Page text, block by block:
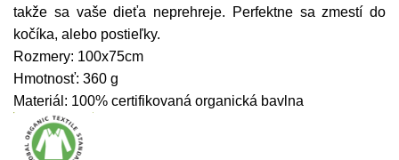
takže sa vaše dieťa neprehreje. Perfektne sa zmestí do
kočíka, alebo postieľky.
Rozmery: 100x75cm
Hmotnosť: 360 g
Materiál: 100% certifikovaná organická bavlna